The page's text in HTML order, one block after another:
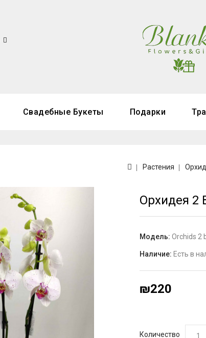
Свадебные Букеты Подарки
Растения
Орхидея 2
Модель: Orchids 2
Наличие: Есть в
₪220
Количество